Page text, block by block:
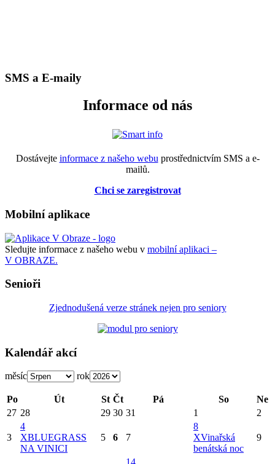
SMS a E-maily
Informace od nás
Dostávejte informace z našeho webu prostřednictvím SMS a e-
mailů.
Chci se zaregistrovat
Mobilní aplikace
Sledujte informace z našeho webu v mobilní aplikaci –
V OBRAZE.
Senioři
Zjednodušená verze stránek nejen pro seniory
Kalendář akcí
měsíc rok
Po Út St Čt Pá So
Ne
27 28 29 30 31 1 2
3
4
XBLUEGRASS
NA VINICI
5 6 7
8
XVinařská
benátská noc
9